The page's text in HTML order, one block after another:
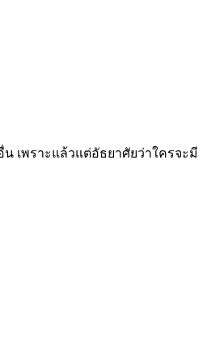
เพราะแล้วแต่อัธยาศัยว่าใครจะมี